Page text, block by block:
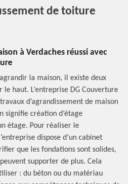
de toiture
à Verdaches réussi avec
la maison, il existe deux
le haut. L’entreprise DG Couverture
d’agrandissement de maison
signifie création d’étage
étage. Pour réaliser le
dispose d’un cabinet
que les fondations sont solides,
supporter de plus. Cela
: du béton ou du matériau